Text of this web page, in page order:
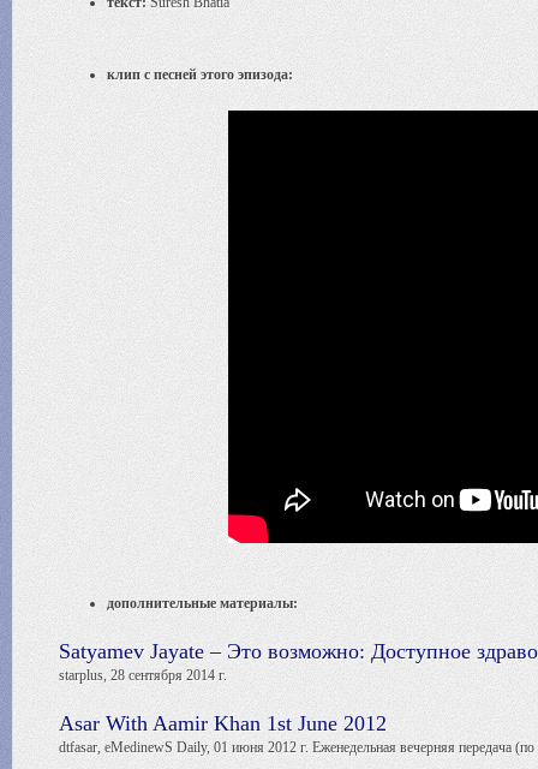
клип с песней этого эпизода:
дополнительные материалы:
Satyamev Jayate – Это возможно: Доступное
starplus, 28 сентября 2014 г.
Asar With Aamir Khan 1st June 2012
dtfasar, eMedinewS Daily, 01 июня 2012 г. Еженедельная вечерняя передача